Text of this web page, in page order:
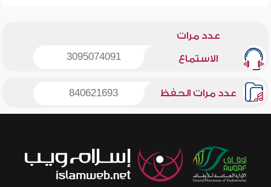
عدد مرات
الاستماع 3095074091
عدد مرات الحفظ 840621693